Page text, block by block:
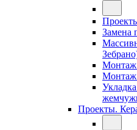
Замена
Монтаж
Монтаж
Проекты.